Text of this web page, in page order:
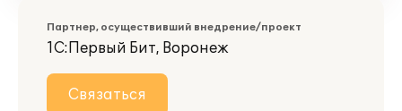
Партнер, осуществивший внедрение/проект
1С:Первый Бит, Воронеж
Связаться